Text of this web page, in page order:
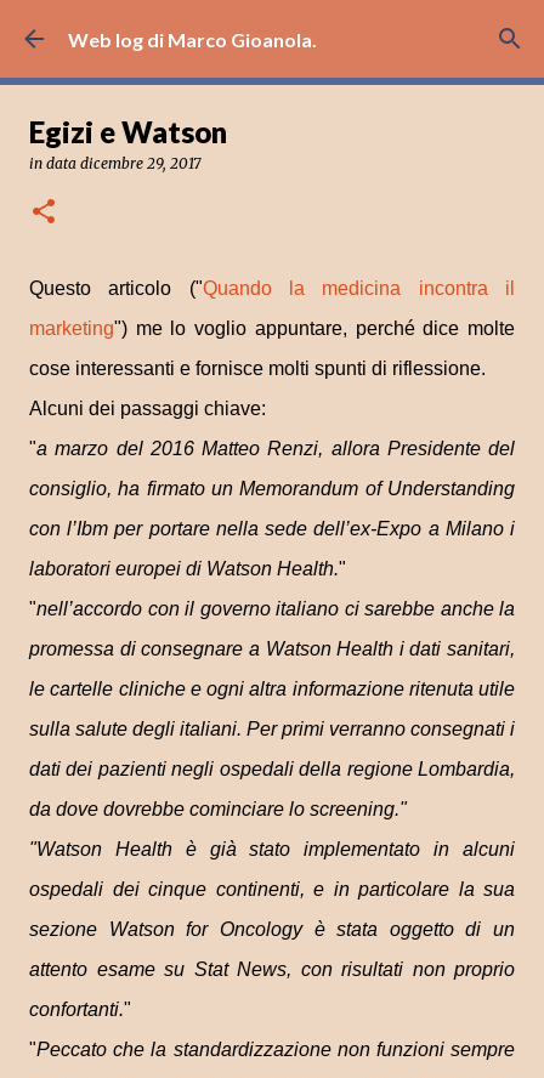
Passa ai contenuti principali
Web log di Marco Gioanola.
Egizi e Watson
in data dicembre 29, 2017
Questo articolo ("Quando la medicina incontra il
marketing") me lo voglio appuntare, perché dice molte
cose interessanti e fornisce molti spunti di riflessione.
Alcuni dei passaggi chiave:
"a marzo del 2016 Matteo Renzi, allora Presidente del
consiglio, ha firmato un Memorandum of Understanding
con l’Ibm per portare nella sede dell’ex-Expo a Milano i
laboratori europei di Watson Health."
"nell’accordo con il governo italiano ci sarebbe anche la
promessa di consegnare a Watson Health i dati sanitari,
le cartelle cliniche e ogni altra informazione ritenuta utile
sulla salute degli italiani. Per primi verranno consegnati i
dati dei pazienti negli ospedali della regione Lombardia,
da dove dovrebbe cominciare lo screening."
"Watson Health è già stato implementato in alcuni
ospedali dei cinque continenti, e in particolare la sua
sezione Watson for Oncology è stata oggetto di un
attento esame su Stat News, con risultati non proprio
confortanti."
"Peccato che la standardizzazione non funzioni sempre